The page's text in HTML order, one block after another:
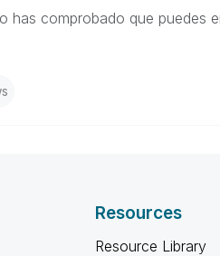
has comprobado que puedes
Resources
Resource Library